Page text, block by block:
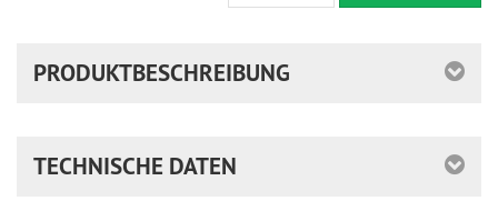
PRODUKTBESCHREIBUNG
TECHNISCHE DATEN